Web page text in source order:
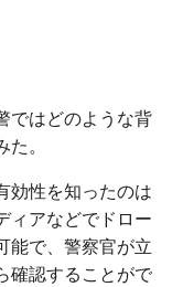
ではどのような背
。
効性を知ったのは
ィアなどでドロー
能で、警察官が立
確認することがで